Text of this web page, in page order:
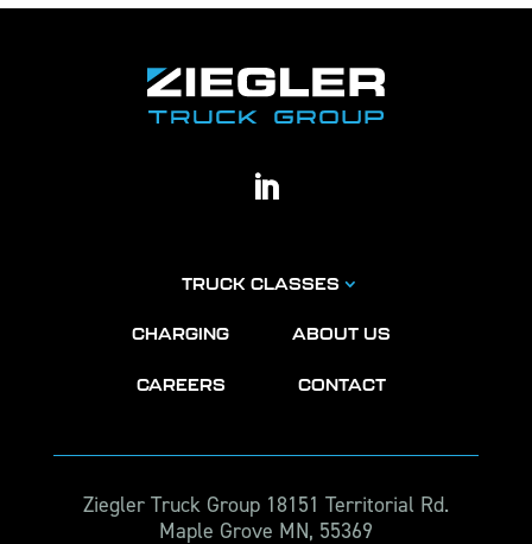
TRUCK CLASSES
CHARGING ABOUT US
CAREERS CONTACT
Ziegler Truck Group 18151 Territorial Rd.
Maple Grove MN, 55369